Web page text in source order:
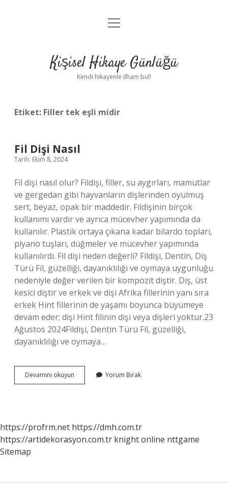
Anasayfa
Yasal Uyarı
menüyü
Kişisel Hikaye Günlüğü
Kendi hikayenle ilham bul!
Etiket: Filler tek eşli midir
Fil Dişi Nasıl
Tarih: Ekim 8, 2024
Fil dişi nasıl olur? Fildişi, filler, su aygırları, mamutlar
ve gergedan gibi hayvanların dişlerinden oyulmuş
sert, beyaz, opak bir maddedir. Fildişinin birçok
kullanımı vardır ve ayrıca mücevher yapımında da
kullanılır. Plastik ortaya çıkana kadar bilardo topları,
piyano tuşları, düğmeler ve mücevher yapımında
kullanılırdı. Fil dişi neden değerli? Fildişi, Dentin, Diş
Türü Fil, güzelliği, dayanıklılığı ve oymaya uygunluğu
nedeniyle değer verilen bir kompozit diştir. Diş, üst
kesici diştir ve erkek ve dişi Afrika fillerinin yanı sıra
erkek Hint fillerinin de yaşamı boyunca büyümeye
devam eder; dişi Hint filinin dişi veya dişleri yoktur.23
Ağustos 2024Fildişi, Dentin Türü Fil, güzelliği,
dayanıklılığı ve oymaya…
Devamını okuyun
Dişi
Yorum Bırak
https://profrm.net https://dmh.com.tr
https://artidekorasyon.com.tr knight online nttgame
Sitemap